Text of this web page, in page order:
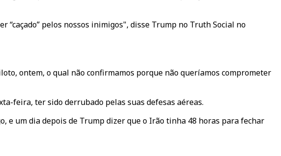
pelos nossos inimigos", disse Trump no Truth Social no
ontem, o qual não confirmamos porque não queríamos comprometer
feira, ter sido derrubado pelas suas defesas aéreas.
e um dia depois de Trump dizer que o Irão tinha 48 horas para fechar